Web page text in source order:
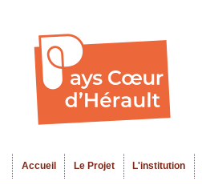
Menu principal
Accueil Le Projet L'institution